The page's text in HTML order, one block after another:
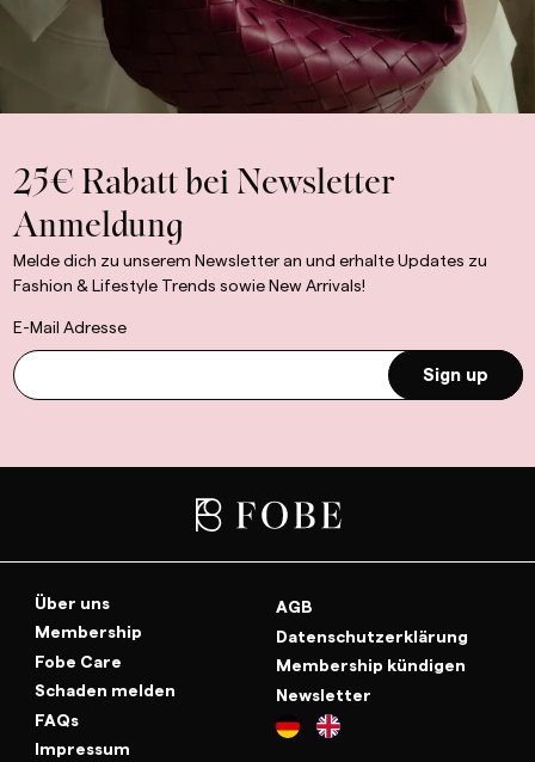
25€ Rabatt bei Newsletter
Anmeldung
Melde dich zu unserem Newsletter an und erhalte Updates zu
Fashion & Lifestyle Trends sowie New Arrivals!
E-Mail Adresse
Sign up
Über uns
Membership
Fobe Care
Schaden melden
FAQs
Impressum
AGB
Datenschutzerklärung
Membership kündigen
Newsletter